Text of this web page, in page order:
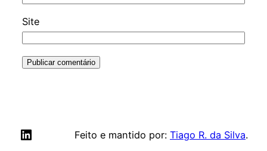
Site
LinkedIn Feito e mantido por: Tiago R. da Silva.